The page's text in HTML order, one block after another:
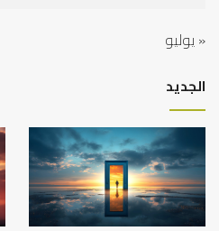
« يوليو
الجديد